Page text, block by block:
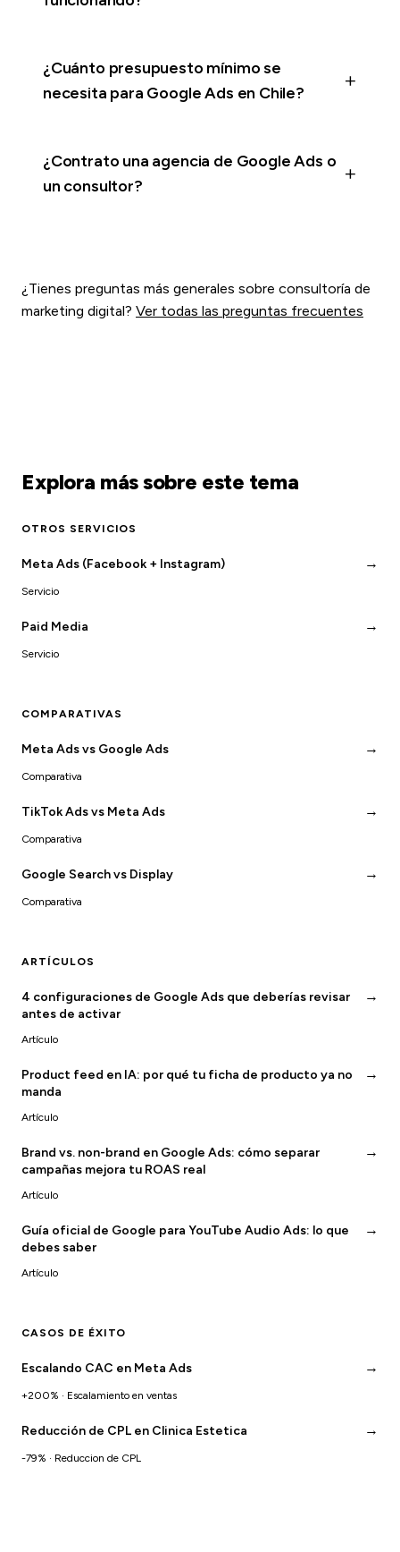
¿Cuánto presupuesto mínimo se
necesita para Google Ads en Chile?
¿Contrato una agencia de Google Ads o
un consultor?
¿Tienes preguntas más generales sobre consultoría de
marketing digital? Ver todas las preguntas frecuentes
Explora más sobre este tema
OTROS SERVICIOS
Meta Ads (Facebook + Instagram)
Servicio
→
Paid Media
Servicio
→
COMPARATIVAS
Meta Ads vs Google Ads
Comparativa
→
TikTok Ads vs Meta Ads
Comparativa
→
Google Search vs Display
Comparativa
→
ARTÍCULOS
4 configuraciones de Google Ads que deberías revisar
antes de activar
Artículo
→
Product feed en IA: por qué tu ficha de producto ya no
manda
Artículo
→
Brand vs. non-brand en Google Ads: cómo separar
campañas mejora tu ROAS real
Artículo
→
Guía oficial de Google para YouTube Audio Ads: lo que
debes saber
Artículo
→
CASOS DE ÉXITO
Escalando CAC en Meta Ads
+200% · Escalamiento en ventas
→
Reducción de CPL en Clinica Estetica
-79% · Reduccion de CPL
→